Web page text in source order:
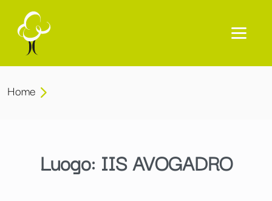
Home
Luogo: IIS AVOGADRO